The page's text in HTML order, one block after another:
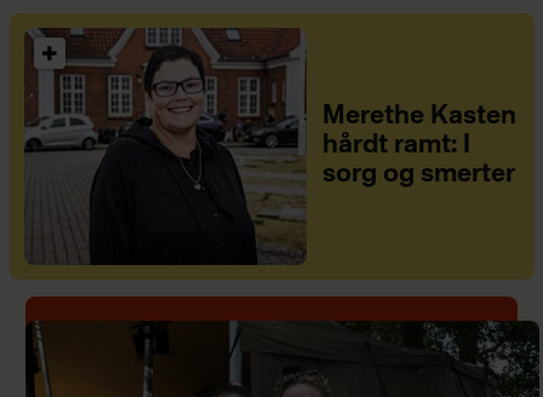
Merethe Kasten
hårdt ramt: I
sorg og smerter